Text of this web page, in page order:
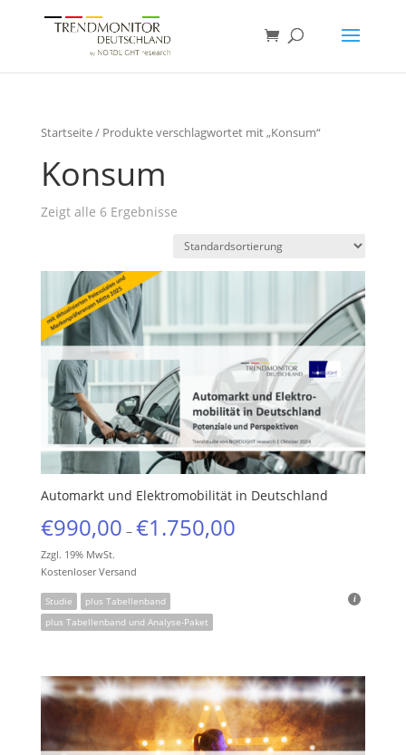
Startseite/ Produkte verschlagwortet mit „Konsum“
Konsum
Zeigt alle 6 Ergebnisse
Automarkt und Elektromobilität in Deutschland
€990,00 – €1.750,00
Zzgl. 19% MwSt.
Kostenloser Versand
Studie
plus Tabellenband
plus Tabellenband und Analyse-Paket